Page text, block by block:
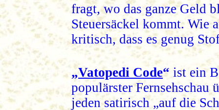
fragt, wo das ganze Geld
Steuersäckel kommt. Wie
kritisch, dass es genug
„Vatopedi Code“ ist ein
populärster Fernsehschau
jeden satirisch „auf die